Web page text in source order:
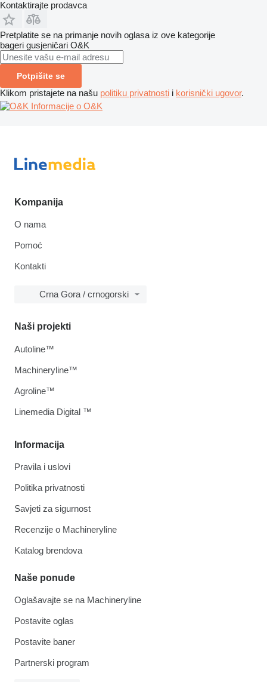
Kontaktirajte prodavca
Pretplatite se na primanje novih oglasa iz ove kategorije
bageri gusjeničari O&K
Potpišite se
Klikom pristajete na našu politiku privatnosti i korisnički ugovor.
Informacije o O&K
Kompanija
O nama
Pomoć
Kontakti
Crna Gora / crnogorski
Informacija
Pravila i uslovi
Politika privatnosti
Savjeti za sigurnost
Recenzije o Machineryline
Katalog brendova
Naše ponude
Oglašavajte se na Machineryline
Postavite oglas
Postavite baner
Partnerski program
Naši projekti
Autoline™
Machineryline™
Agroline™
Linemedia Digital ™